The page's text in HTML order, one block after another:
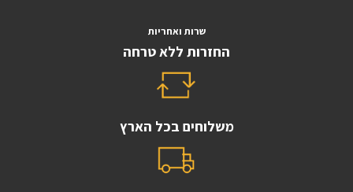
שרות ואחריות
החזרות ללא טרחה
משלוחים בכל הארץ